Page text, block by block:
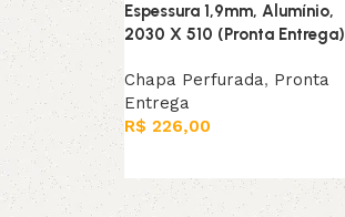
Espessura 1,9mm, Alumínio,
2030 X 510 (Pronta Entrega)
Chapa Perfurada, Pronta
Entrega
R$ 226,00